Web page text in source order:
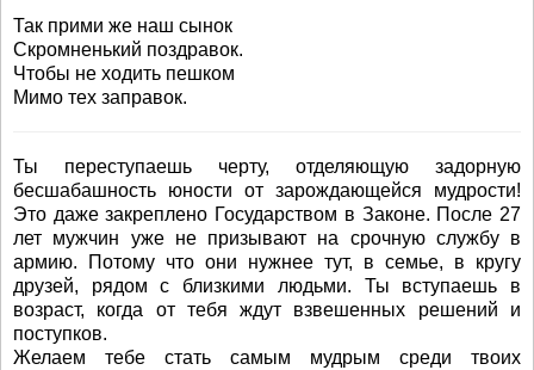
Так прими же наш сынок
Скромненький поздравок.
Чтобы не ходить пешком
Мимо тех заправок.
Ты переступаешь черту, отделяющую задорную
бесшабашность юности от зарождающейся мудрости!
Это даже закреплено Государством в Законе. После 27
лет мужчин уже не призывают на срочную службу в
армию. Потому что они нужнее тут, в семье, в кругу
друзей, рядом с близкими людьми. Ты вступаешь в
возраст, когда от тебя ждут взвешенных решений и
поступков.
Желаем тебе стать самым мудрым среди твоих